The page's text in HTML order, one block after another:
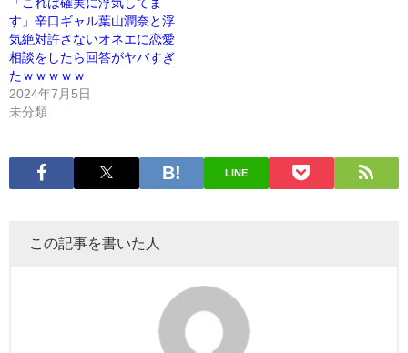
「これは確実に浮気してま
す」辛口ギャル葉山潤奈と浮
気絶対許さないオネエに恋愛
相談をしたら回答がヤバすぎ
たｗｗｗｗｗ
2024年7月5日
未分類
LINE
この記事を書いた人